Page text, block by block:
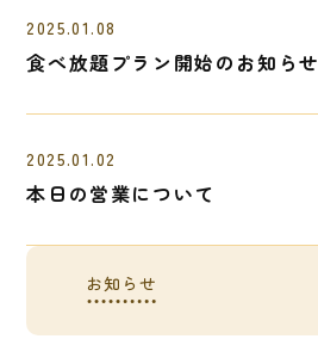
お知らせ
2025.01.08
食べ放題プラン開始のお知らせ
2025.01.02
本日の営業について